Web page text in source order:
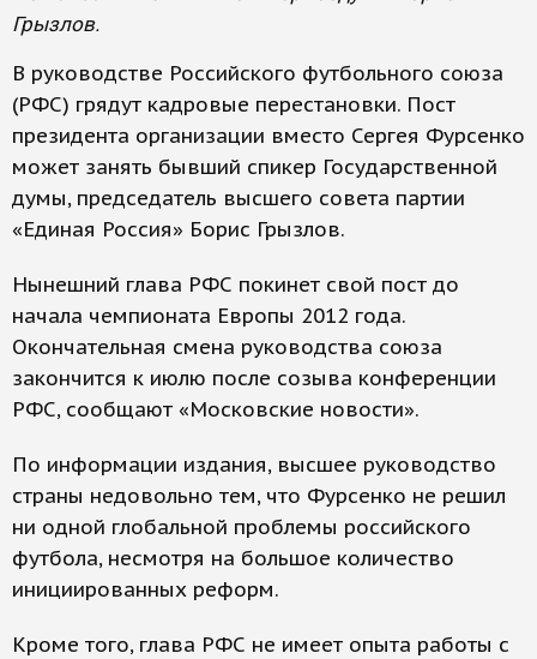
Грызлов.
В руководстве Российского футбольного союза
(РФС) грядут кадровые перестановки. Пост
президента организации вместо Сергея Фурсенко
может занять бывший спикер Государственной
думы, председатель высшего совета партии
«Единая Россия» Борис Грызлов.
Нынешний глава РФС покинет свой пост до
начала чемпионата Европы 2012 года.
Окончательная смена руководства союза
закончится к июлю после созыва конференции
РФС, сообщают «Московские новости».
По информации издания, высшее руководство
страны недовольно тем, что Фурсенко не решил
ни одной глобальной проблемы российского
футбола, несмотря на большое количество
инициированных реформ.
Кроме того, глава РФС не имеет опыта работы с